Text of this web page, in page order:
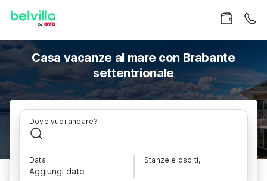
Casa vacanze al mare con Brabante
settentrionale
Dove vuoi andare?
Data
Aggiungi date
Stanze e ospiti,